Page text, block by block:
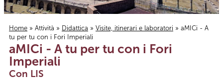
Tu sei qui
Home » Attività » Didattica » Visite, itinerari e laboratori » aMICi - A
tu per tu con i Fori Imperiali
aMICi - A tu per tu con i Fori
Imperiali
Con LIS